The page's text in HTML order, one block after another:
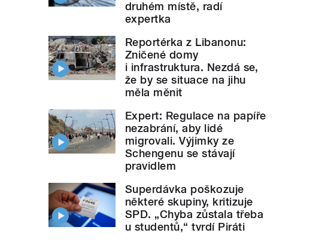
druhém místě, radí
expertka
Reportérka z Libanonu:
Zničené domy
i infrastruktura. Nezdá se,
že by se situace na jihu
měla měnit
Expert: Regulace na papíře
nezabrání, aby lidé
migrovali. Výjimky ze
Schengenu se stávají
pravidlem
Superdávka poškozuje
některé skupiny, kritizuje
SPD. „Chyba zůstala třeba
u studentů,“ tvrdí Piráti